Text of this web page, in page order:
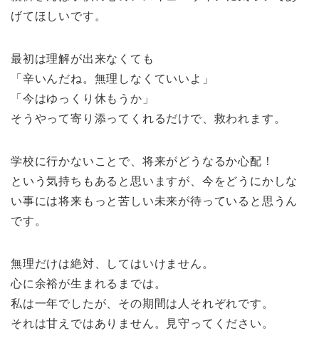
げてほしいです。
最初は理解が出来なくても
「辛いんだね。無理しなくていいよ」
「今はゆっくり休もうか」
そうやって寄り添ってくれるだけで、救われます。
学校に行かないことで、将来がどうなるか心配！
という気持ちもあると思いますが、今をどうにかしな
い事には将来もっと苦しい未来が待っていると思うん
です。
無理だけは絶対、してはいけません。
心に余裕が生まれるまでは。
私は一年でしたが、その期間は人それぞれです。
それは甘えではありません。見守ってください。